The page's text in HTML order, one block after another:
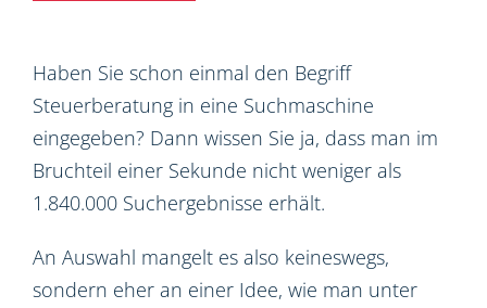
Haben Sie schon einmal den Begriff
Steuerberatung in eine Suchmaschine
eingegeben? Dann wissen Sie ja, dass man im
Bruchteil einer Sekunde nicht weniger als
1.840.000 Suchergebnisse erhält.
An Auswahl mangelt es also keineswegs,
sondern eher an einer Idee, wie man unter